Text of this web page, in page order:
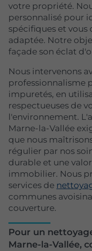
votre propriété.
personnalisé pour
spécifiques et
adaptée. Notre
façade son éclat
Nous intervenons
professionnalisme
impuretés, en
respectueuses de
l'environnement.
Marne-la-Vallée
que nous
régulier par nos
durable et une
immobilier. Nous
services de
communes
couverture.
Pour un
Marne-la-Vallée,